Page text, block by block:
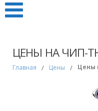
ЦЕНЫ НА ЧИП-
Главная / Цены / Цены